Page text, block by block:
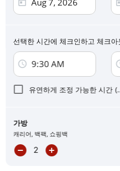
온라인 예약 필수
선택한 시간에 체크인하고 체크
9:30 AM
유연하게 조정 가능한 시간 (
가방
캐리어, 백팩, 쇼핑백
신용
Visa,
이 페이지에서 결제 버튼 중 하나를 클릭하면 다음
개인정보 보호정책
새로운 서비스 및 프로모션과 관련된 이메일